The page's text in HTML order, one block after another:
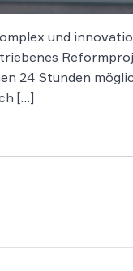
und
24 Stunden
[…]